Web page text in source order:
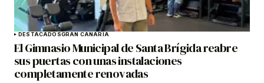
DESTACADOSGRAN CANARIA
El Gimnasio Municipal de Santa Brígida reabre
sus puertas con unas instalaciones
completamente renovadas